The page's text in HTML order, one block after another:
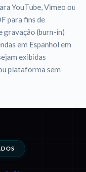
YouTube, Vimeo ou
para fins de
gravação (burn-in)
em Espanhol em
exibidas
plataforma sem